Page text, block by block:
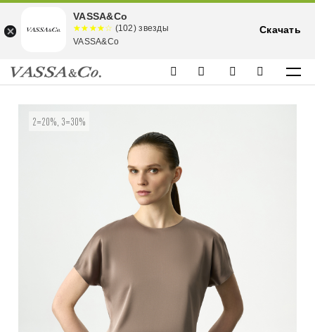
2=20%, 3=30%
VASSA&Co
☆☆☆☆☆
★★★★
★
(102) звезды
VASSA&Co
Скачать